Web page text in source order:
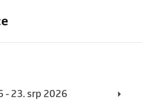
- 23. srp 2026